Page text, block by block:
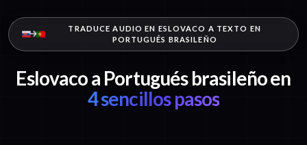
TRADUCE AUDIO EN ESLOVACO A TEXTO EN
PORTUGUÉS BRASILEÑO
Eslovaco a Portugués brasileño en
4 sencillos pasos